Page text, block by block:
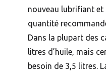
nouveau lubrifiant et
quantité
Dans la plupart des
litres d’huile, mais
besoin de 3,5 litres.